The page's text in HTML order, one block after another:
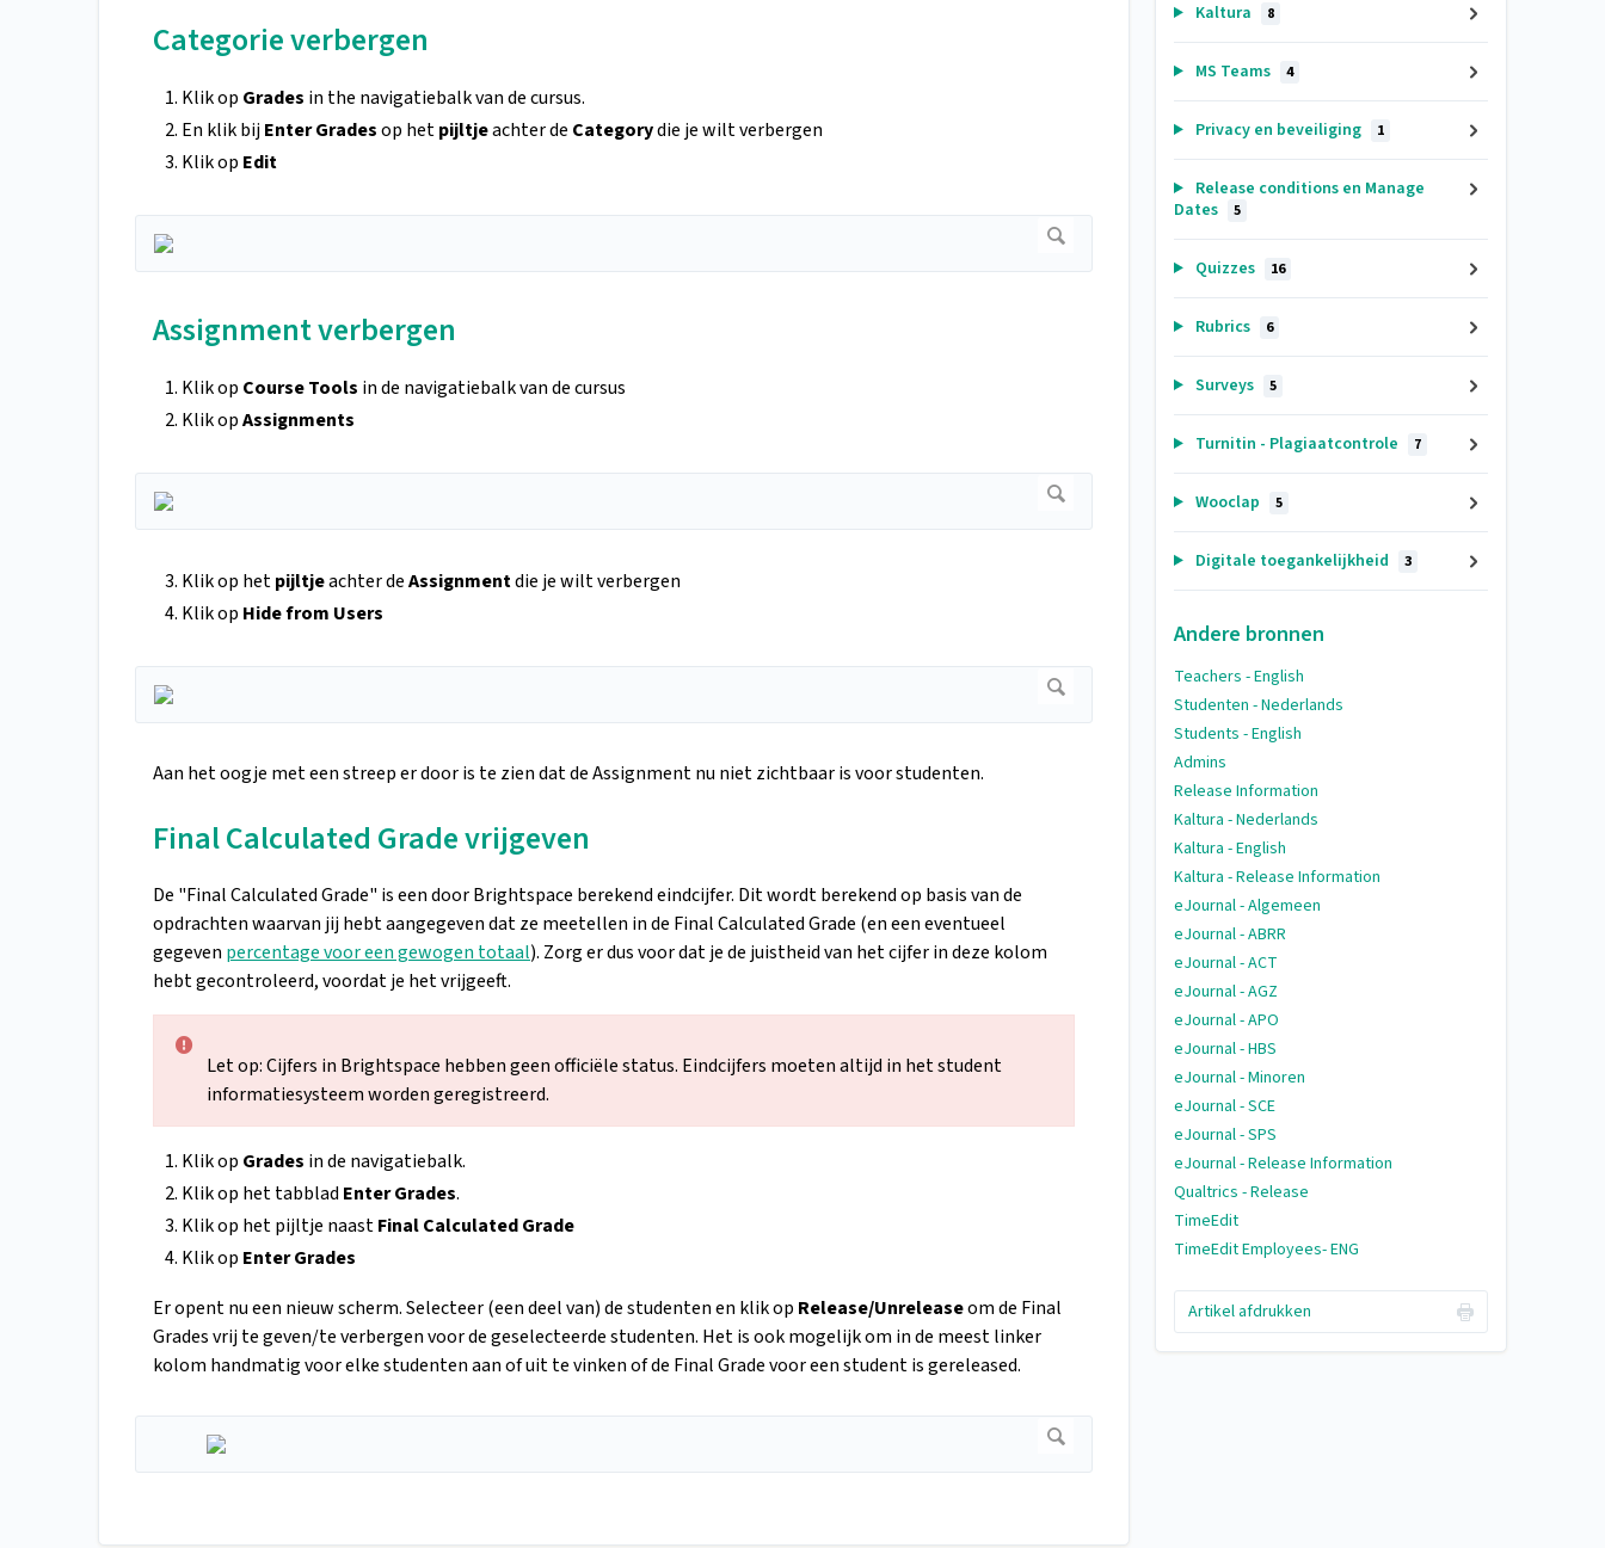
Categorie verbergen
Klik op Grades in the navigatiebalk van de cursus.
En klik bijEnter Gradesop hetpijltjeachter de Categorydie je wilt verbergen
Klik op Edit
Assignment verbergen
Klik op Course Tools in de navigatiebalk van de cursus
Klik opAssignments
Klik op hetpijltjeachter deAssignmentdie je wilt verbergen
Klik op Hide from Users
Aan het oogje met een streep er door is te zien dat de Assignment nu niet zichtbaar is voor studenten.
Final Calculated Grade vrijgeven
De "Final Calculated Grade" is een door Brightspace berekend eindcijfer. Dit wordt berekend op basis van de
opdrachten waarvan jij hebt aangegeven dat ze meetellen in de Final Calculated Grade (en een eventueel
gegeven percentage voor een gewogen totaal). Zorg er dus voor dat je de juistheid van het cijfer in deze kolom
hebt gecontroleerd, voordat je het vrijgeeft.
Let op: Cijfers in Brightspace hebben geen officiële status. Eindcijfers moeten altijd in het student
informatiesysteem worden geregistreerd.
Klik op Grades in de navigatiebalk.
Klik op het tabblad Enter Grades.
Klik op het pijltje naastFinal Calculated Grade
Klik op Enter Grades
Er opent nu een nieuw scherm. Selecteer (een deel van) de studenten en klik op Release/Unreleaseom de Final
Grades vrij te geven/te verbergen voor de geselecteerde studenten. Het is ook mogelijk om in de meest linker
kolom handmatig voor elke studenten aan of uit te vinken of de Final Grade voor een student is gereleased.
Kaltura 8
MS Teams 4
Privacy en beveiliging 1
Release conditions en Manage
Dates
5
Quizzes 16
Rubrics 6
Surveys 5
Turnitin - Plagiaatcontrole 7
Wooclap 5
Digitale toegankelijkheid 3
Andere bronnen
Teachers - English
Studenten - Nederlands
Students - English
Admins
Release Information
Kaltura - Nederlands
Kaltura - English
Kaltura - Release Information
eJournal - Algemeen
eJournal - ABRR
eJournal - ACT
eJournal - AGZ
eJournal - APO
eJournal - HBS
eJournal - Minoren
eJournal - SCE
eJournal - SPS
eJournal - Release Information
Qualtrics - Release
TimeEdit
TimeEdit Employees- ENG
Artikel afdrukken